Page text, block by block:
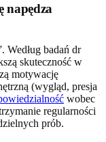
napędza
Według badań dr
skuteczność w
motywację
(wygląd, presja
wobec
regularności
prób.